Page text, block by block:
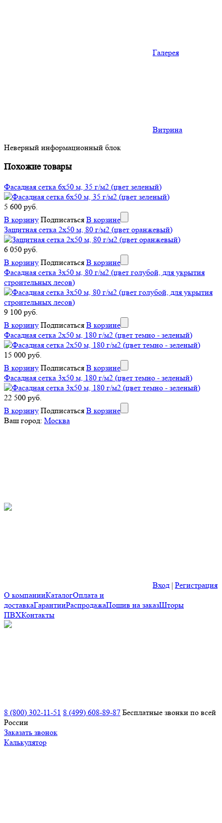
Галерея
Витрина
Неверный информационный блок
Похожие товары
Фасадная сетка 6x50 м, 35 г/м2 (цвет зеленый)
5 600 руб.
В корзину Подписаться В корзине
Защитная сетка 2x50 м, 80 г/м2 (цвет оранжевый)
6 050 руб.
В корзину Подписаться В корзине
Фасадная сетка 3x50 м, 80 г/м2 (цвет голубой, для укрытия
строительных лесов)
9 100 руб.
В корзину Подписаться В корзине
Фасадная сетка 2x50 м, 180 г/м2 (цвет темно - зеленый)
15 000 руб.
В корзину Подписаться В корзине
Фасадная сетка 3x50 м, 180 г/м2 (цвет темно - зеленый)
22 500 руб.
В корзину Подписаться В корзине
Ваш город: Москва
Вход | Регистрация
О компанииКаталогОплата и
доставкаГарантииРаспродажаПошив на заказШторы
ПВХКонтакты
8 (800) 302-11-51 8 (499) 608-89-87 Бесплатные звонки по всей
России
Заказать звонок
Калькулятор